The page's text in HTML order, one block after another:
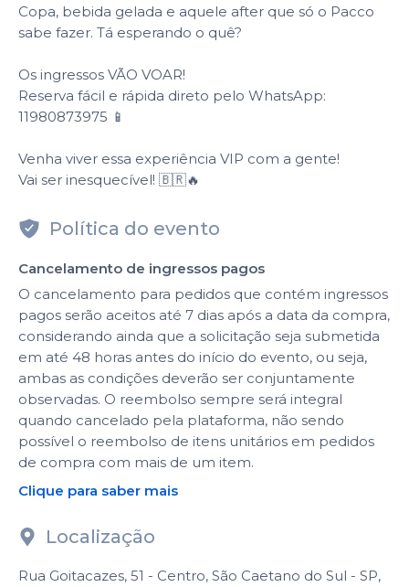
Copa, bebida gelada e aquele after que só o Pacco
sabe fazer. Tá esperando o quê?
Os ingressos VÃO VOAR!
Reserva fácil e rápida direto pelo WhatsApp:
11980873975 📱
Venha viver essa experiência VIP com a gente!
Vai ser inesquecível! 🇧🇷🔥
Política do evento
Cancelamento de ingressos pagos
O cancelamento para pedidos que contém ingressos
pagos serão aceitos até 7 dias após a data da compra,
considerando ainda que a solicitação seja submetida
em até 48 horas antes do início do evento, ou seja,
ambas as condições deverão ser conjuntamente
observadas. O reembolso sempre será integral
quando cancelado pela plataforma, não sendo
possível o reembolso de itens unitários em pedidos
de compra com mais de um item.
Clique para saber mais
Localização
Rua Goitacazes, 51 - Centro, São Caetano do Sul - SP,